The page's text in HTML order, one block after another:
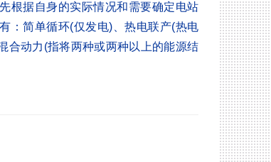
据自身的实际情况和需要确定电站
：简单循环(仅发电)、热电联产(热电
合动力(指将两种或两种以上的能源结